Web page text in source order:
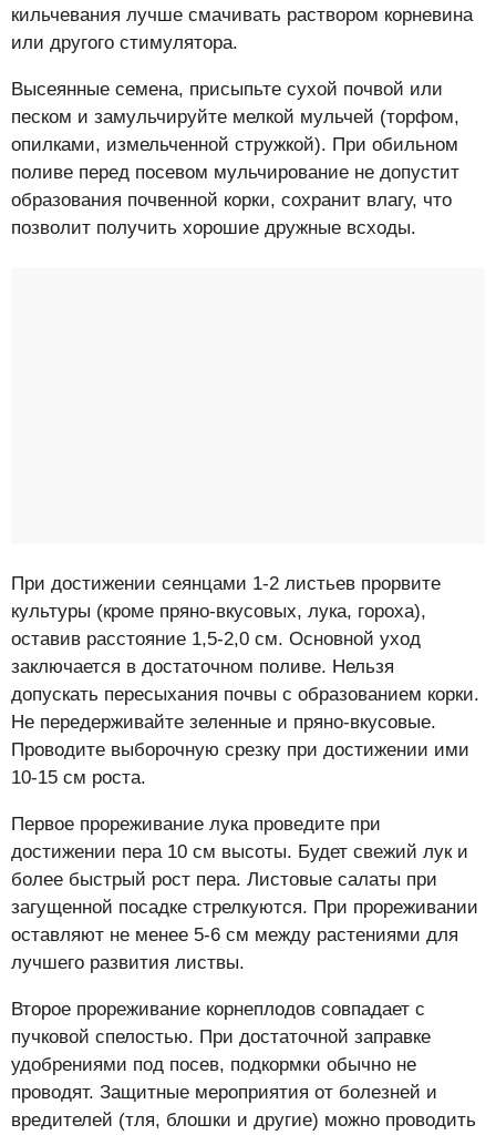
кильчевания лучше смачивать раствором корневина
или другого стимулятора.
Высеянные семена, присыпьте сухой почвой или
песком и замульчируйте мелкой мульчей (торфом,
опилками, измельченной стружкой). При обильном
поливе перед посевом мульчирование не допустит
образования почвенной корки, сохранит влагу, что
позволит получить хорошие дружные всходы.
При достижении сеянцами 1-2 листьев прорвите
культуры (кроме пряно-вкусовых, лука, гороха),
оставив расстояние 1,5-2,0 см. Основной уход
заключается в достаточном поливе. Нельзя
допускать пересыхания почвы с образованием корки.
Не передерживайте зеленные и пряно-вкусовые.
Проводите выборочную срезку при достижении ими
10-15 см роста.
Первое прореживание лука проведите при
достижении пера 10 см высоты. Будет свежий лук и
более быстрый рост пера. Листовые салаты при
загущенной посадке стрелкуются. При прореживании
оставляют не менее 5-6 см между растениями для
лучшего развития листвы.
Второе прореживание корнеплодов совпадает с
пучковой спелостью. При достаточной заправке
удобрениями под посев, подкормки обычно не
проводят. Защитные мероприятия от болезней и
вредителей (тля, блошки и другие) можно проводить